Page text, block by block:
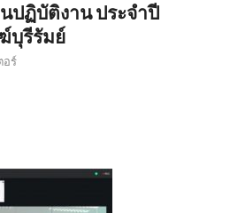
ปฏิบัติงาน ประจำปี
บุรีรัมย์
อร์